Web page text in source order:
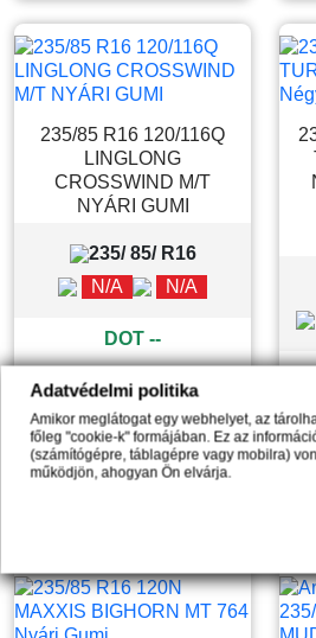
235/85 R16 120/116Q
LINGLONG
CROSSWIND M/T
NYÁRI GUMI
235/ 85/ R16
N/A
N/A
DOT --
42 026,59 Ft
Raktáron 1
 
Adatvédelmi politika
Amikor meglátogat egy webhelyet, az
főleg "cookie-k" formájában. Ez az
(számítógépre, táblagépre vagy mobilra)
működjön, ahogyan Ön elvárja.